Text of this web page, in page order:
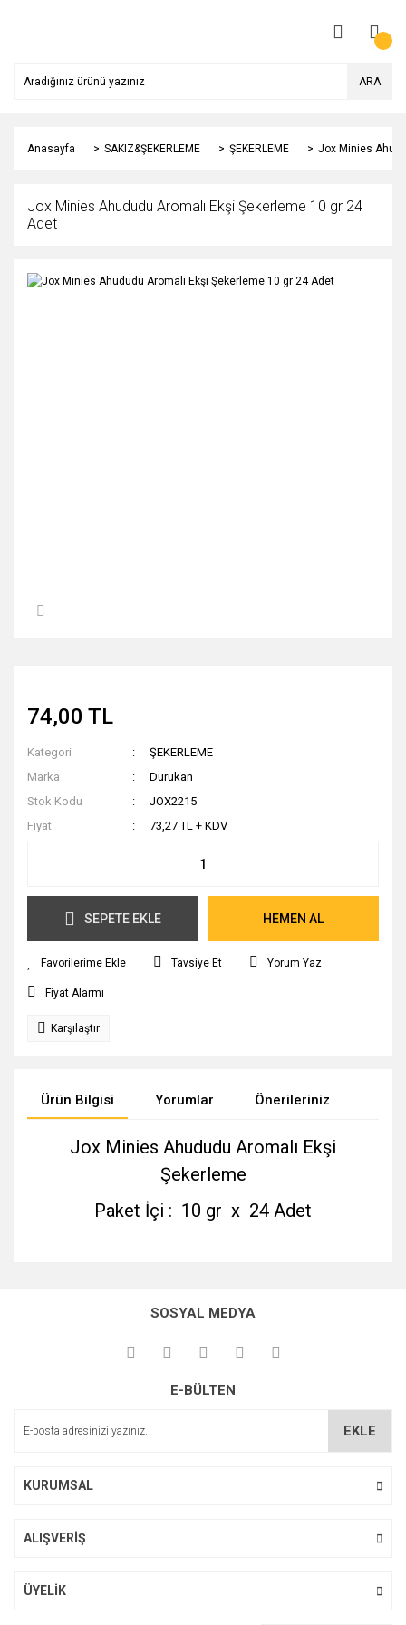
ARA
Anasayfa SAKIZ&ŞEKERLEME ŞEKERLEME Jox Minies
Jox Minies Ahududu Aromalı Ekşi Şekerleme 10 gr 24
Adet
74,00 TL
Kategori
ŞEKERLEME
Marka
Durukan
Stok Kodu
JOX2215
Fiyat
73,27 TL + KDV
SEPETE EKLE HEMEN AL
Tavsiye Et Yorum Yaz
Fiyat Alarmı
Karşılaştır
Ürün Bilgisi Yorumlar Önerileriniz
Jox Minies Ahududu Aromalı Ekşi
Şekerleme
Paket İçi : 10 gr x 24 Adet
kullanarak tarafımıza iletebilirsiniz.
Görüş ve önerileriniz için teşekkür ederiz.
Ürün açıklamasında eksik bilgiler bulunuyor.
SOSYAL MEDYA
E-BÜLTEN
EKLE
KURUMSAL
ALIŞVERİŞ
ÜYELİK